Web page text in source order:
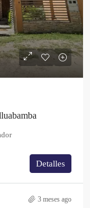
Detalles
3 meses ago